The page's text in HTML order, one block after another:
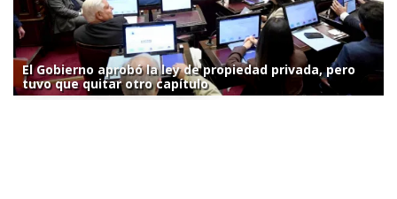
El Gobierno aprobó la ley de propiedad privada, pero
tuvo que quitar otro capítulo